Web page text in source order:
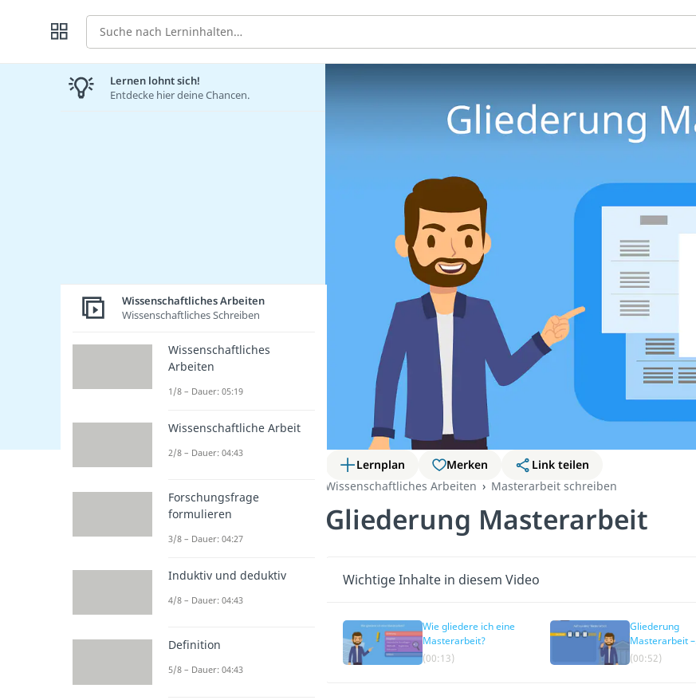
Suche
Lernplan Merken
Link teilen
Wissenschaftliches Arbeiten
Masterarbeit schreiben
Gliederung Masterarbeit
Wichtige Inhalte in diesem Video
Wie gliedere ich eine
Masterarbeit?
(00:13)
Gliederung
Masterarbeit –
Erklärung der
(00:52)
Lernen lohnt sich!
Entdecke hier deine Chancen.
Wissenschaftliches Arbeiten
Wissenschaftliches Schreiben
Wissenschaftliches
Arbeiten
1/8 – Dauer: 05:19
Wissenschaftliche Arbeit
2/8 – Dauer: 04:43
Forschungsfrage
formulieren
3/8 – Dauer: 04:27
Induktiv und deduktiv
4/8 – Dauer: 04:43
Definition
5/8 – Dauer: 04:43